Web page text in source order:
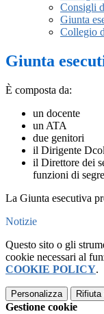
Consigli
Giunta
Collegio
Giunta
È composta da:
un docente
un ATA
due genitori
il Dirigente
il Direttore dei
funzioni di
La Giunta esecutiva
Notizie
Questo sito o gli
cookie necessari al
COOKIE POLICY.
Personalizza Rifiuta
Gestione cookie